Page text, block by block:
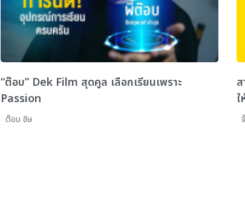
“ต๊อบ” Dek Film สุดคูล เลือกเรียนเพราะ
Passion
ต๊อบ ชิษ